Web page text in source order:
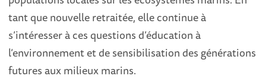
tant que nouvelle retraitée, elle continue à
s’intéresser à ces questions d’éducation à
l’environnement et de sensibilisation des générations
futures aux milieux marins.